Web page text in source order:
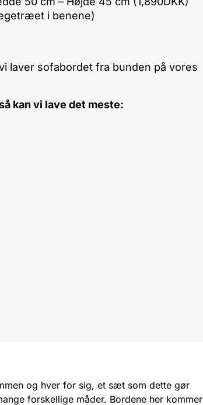
i benene)
laver sofabordet fra bunden på vores
kan vi lave det meste:
og hver for sig, et sæt som dette gør
forskellige måder. Bordene her kommer